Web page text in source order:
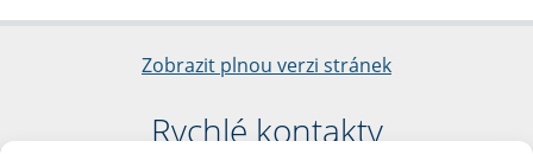
Zobrazit plnou verzi stránek
Rychlé kontakty